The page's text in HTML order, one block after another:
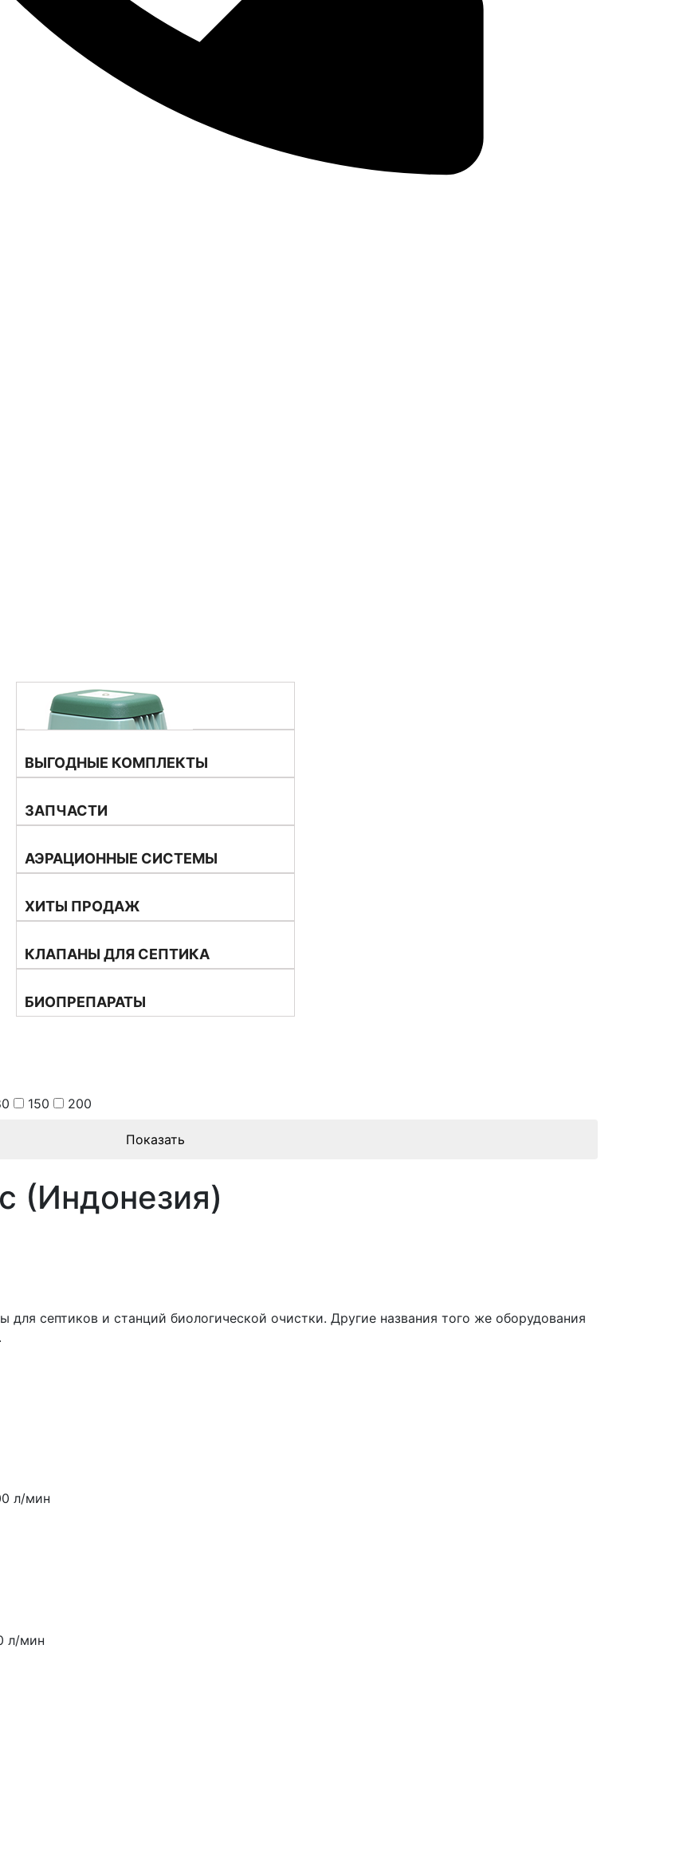
КОМПРЕССОРЫ
ВЫГОДНЫЕ КОМПЛЕКТЫ
ЗАПЧАСТИ
АЭРАЦИОННЫЕ СИСТЕМЫ
ХИТЫ ПРОДАЖ
КЛАПАНЫ ДЛЯ СЕПТИКА
БИОПРЕПАРАТЫ
150 200
(Индонезия)
септиков и станций биологической очистки. Другие названия того же оборудования
л/мин
л/мин